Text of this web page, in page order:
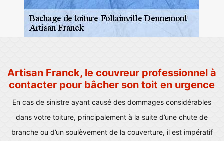
Artisan Franck, le couvreur professionnel à
contacter pour bâcher son toit en urgence
En cas de sinistre ayant causé des dommages considérables
dans votre toiture, principalement à la suite d’une chute de
branche ou d’un soulèvement de la couverture, il est impératif